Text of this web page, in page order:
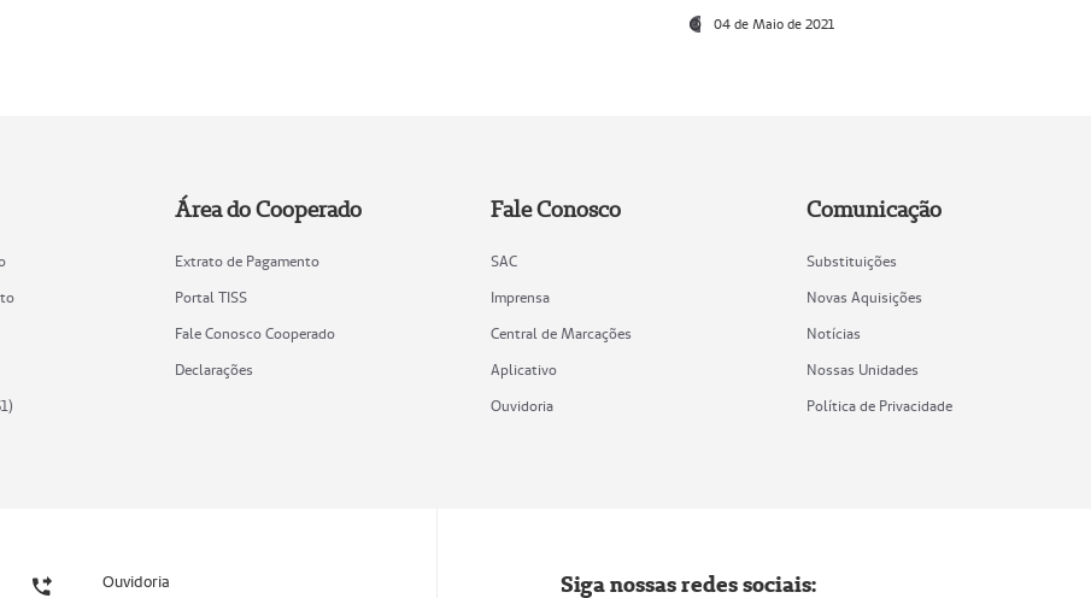
04 de Maio de 2021
Área do Cooperado
Extrato de Pagamento
Portal TISS
Fale Conosco Cooperado
Declarações
Fale Conosco
SAC
Imprensa
Central de Marcações
Aplicativo
Ouvidoria
Comunicação
Substituições
Novas Aquisições
Notícias
Nossas Unidades
Política de Privacidade
Ouvidoria Siga nossas redes sociais: